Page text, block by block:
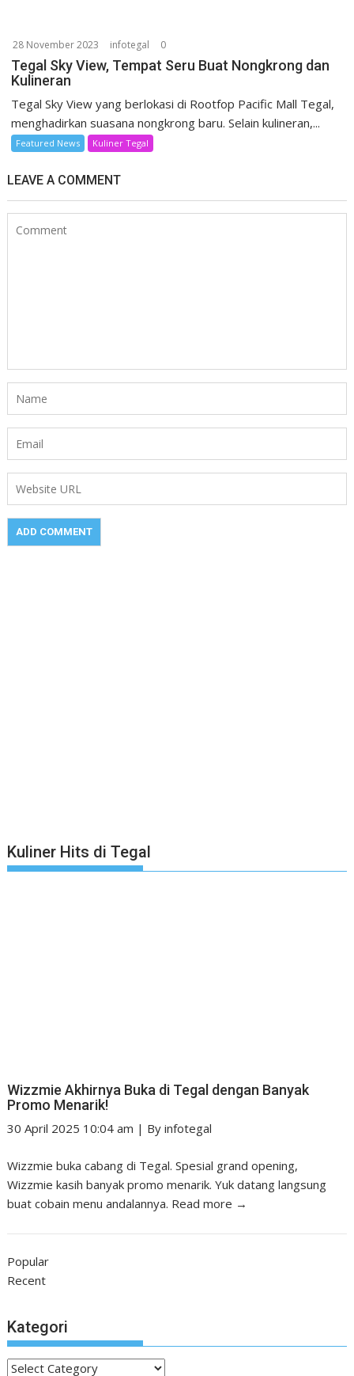
28 November 2023 infotegal 0
Tegal Sky View, Tempat Seru Buat Nongkrong dan
Kulineran
Tegal Sky View yang berlokasi di Rootfop Pacific Mall Tegal,
menghadirkan suasana nongkrong baru. Selain kulineran,...
Featured News Kuliner Tegal
LEAVE A COMMENT
Kuliner Hits di Tegal
Wizzmie Akhirnya Buka di Tegal dengan Banyak
Promo Menarik!
30 April 2025 10:04 am | Byinfotegal
Wizzmie buka cabang di Tegal. Spesial grand opening,
Wizzmie kasih banyak promo menarik. Yuk datang langsung
buat cobain menu andalannya. Read more →
Popular
Recent
Kategori
Kategori